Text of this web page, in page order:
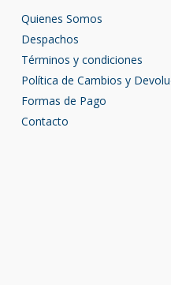
Quienes Somos
Despachos
Términos y condiciones
Política de Cambios y
Formas de Pago
Contacto